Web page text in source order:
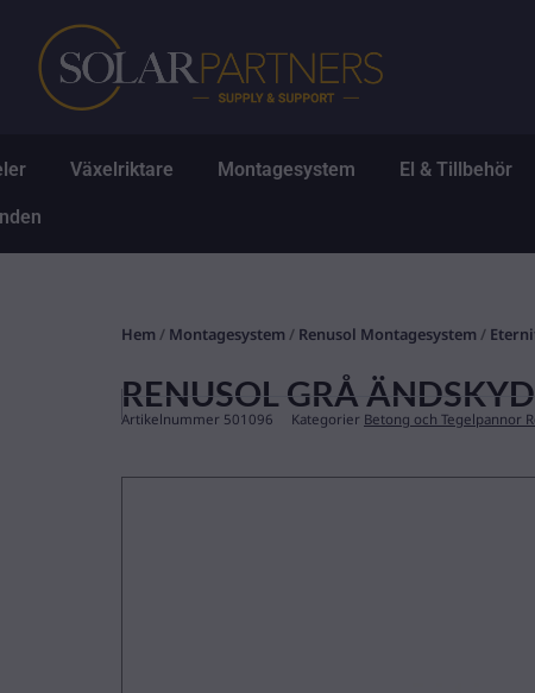
innehåll
Öppna Solpaneler
Växelriktare Öppna Växelriktare
Montagesystem ÖppnaEl & Tillbehör
Hem / Montagesystem / Renusol Montagesystem /
RENUSOL GRÅ
Artikelnummer 501096 Kategorier Betong och Tegelpannor